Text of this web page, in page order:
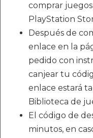
comprar
PlayStation
Después de
enlace en la
pedido con
canjear tu
enlace estará
Biblioteca de
El código de
minutos, en